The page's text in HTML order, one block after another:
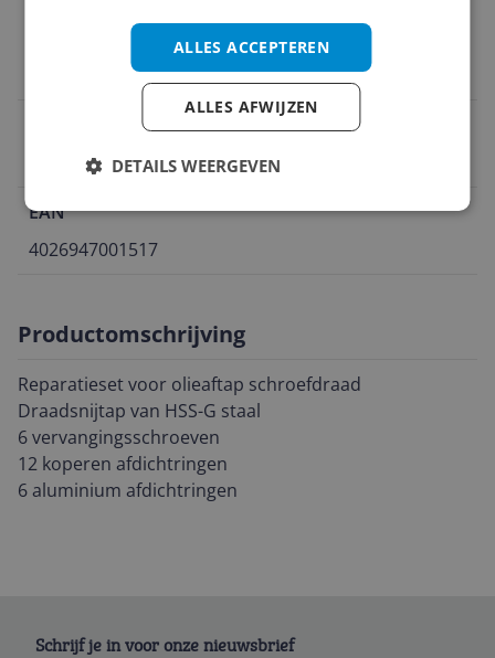
marktdeelnemer in de EU
+49 (0) 2196-720480
Naam verantwoordelijke marktdeelnemer in de EU
BGS technic
EAN
4026947001517
Productomschrijving
Reparatieset voor olieaftap schroefdraad
Draadsnijtap van HSS-G staal
6 vervangingsschroeven
12 koperen afdichtringen
6 aluminium afdichtringen
Schrijf je in voor onze nieuwsbrief
ALLES ACCEPTEREN
ALLES AFWIJZEN
DETAILS WEERGEVEN